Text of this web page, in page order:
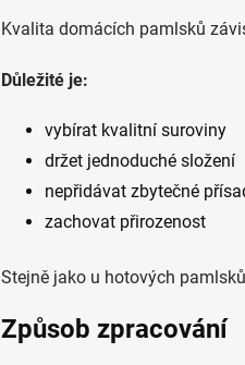
Kvalita domácích pamlsků
Důležité je:
vybírat kvalitní suroviny
držet jednoduché složení
nepřidávat zbytečné
zachovat přirozenost
Stejně jako u hotových
Způsob zpracování